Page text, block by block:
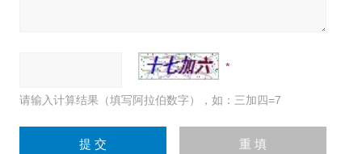
请输入计算结果（填写阿拉伯数字），如：三加四=7